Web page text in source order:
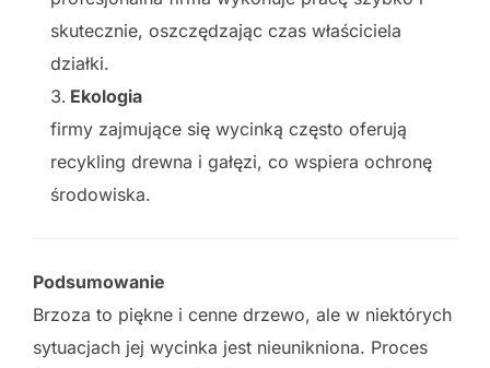
skutecznie, oszczędzając czas właściciela
działki.
Ekologia
firmy zajmujące się wycinką często oferują
recykling drewna i gałęzi, co wspiera ochronę
środowiska.
Podsumowanie
Brzoza to piękne i cenne drzewo, ale w niektórych
sytuacjach jej wycinka jest nieunikniona. Proces